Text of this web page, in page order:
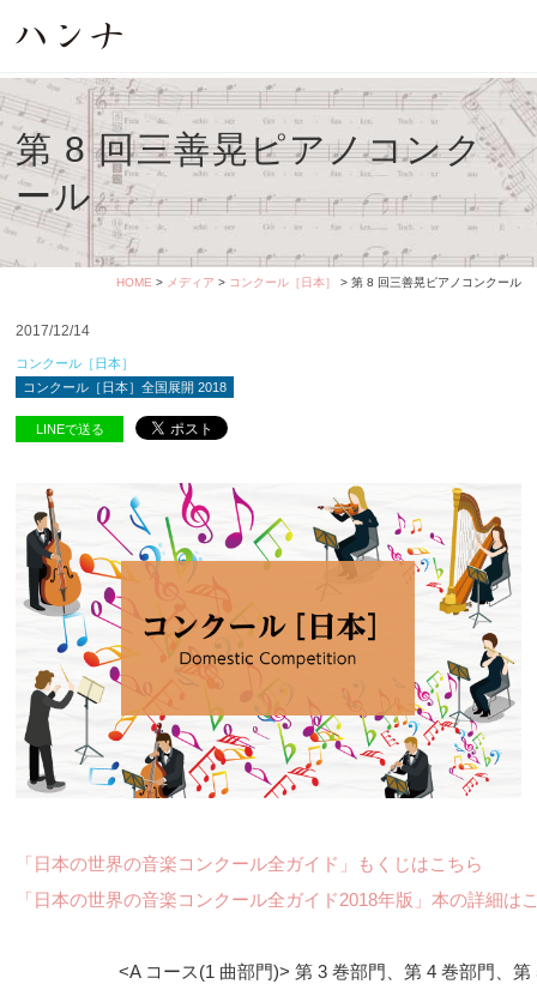
第 8 回三善晃ピアノコンク
ール
HOME > メディア > コンクール［日本］ > 第 8 回三善晃ピアノコンクール
2017/12/14
コンクール［日本］
コンクール［日本］全国展開 2018
LINEで送る
「日本の世界の音楽コンクール全ガイド」もくじはこちら
「日本の世界の音楽コンクール全ガイド2018年版」本の詳細は
<A コース(1 曲部門)> 第 3 巻部門、第 4 巻部門、